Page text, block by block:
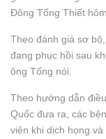
Đông Tống Thiết
Theo đánh giá sơ
đang phục hồi sau
ông Tống nói.
Theo hướng dẫn
Quốc đưa ra, các
viện khi dịch họng